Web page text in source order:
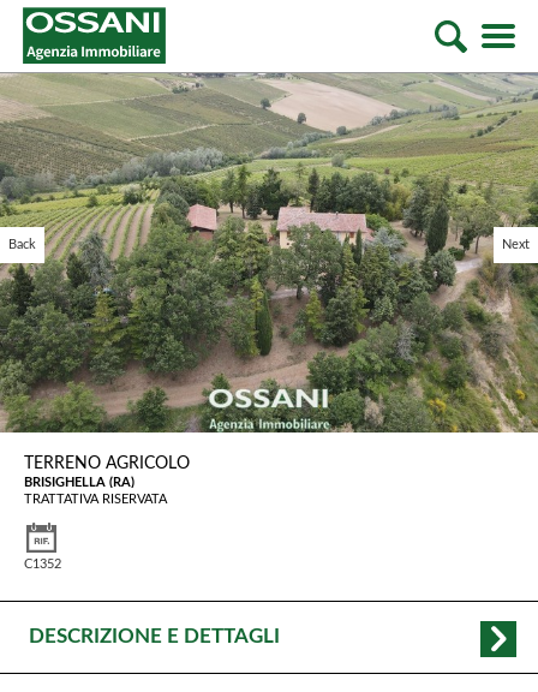
Back Next
TERRENO AGRICOLO
BRISIGHELLA (RA)
TRATTATIVA RISERVATA
C1352
DESCRIZIONE E DETTAGLI